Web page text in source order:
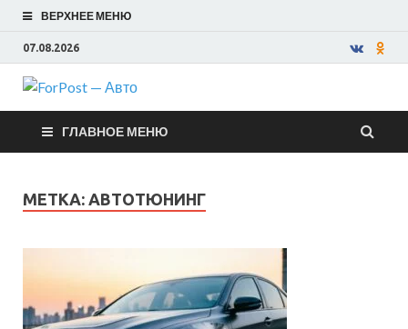
ВЕРХНЕЕ МЕНЮ
07.08.2026
ForPost —
Авто
ГЛАВНОЕ МЕНЮ
МЕТКА: АВТОТЮНИНГ